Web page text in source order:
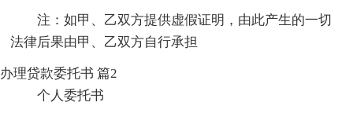
注：如甲、乙双方提供虚假证明，由此产生的一切
法律后果由甲、乙双方自行承担
办理贷款委托书 篇2
个人委托书